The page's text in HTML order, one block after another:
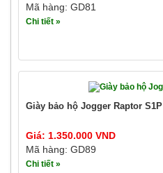
Mã hàng: GD81
Chi tiết »
Giày bảo hộ Jogger Raptor S1P
Giá: 1.350.000 VND
Mã hàng: GD89
Chi tiết »